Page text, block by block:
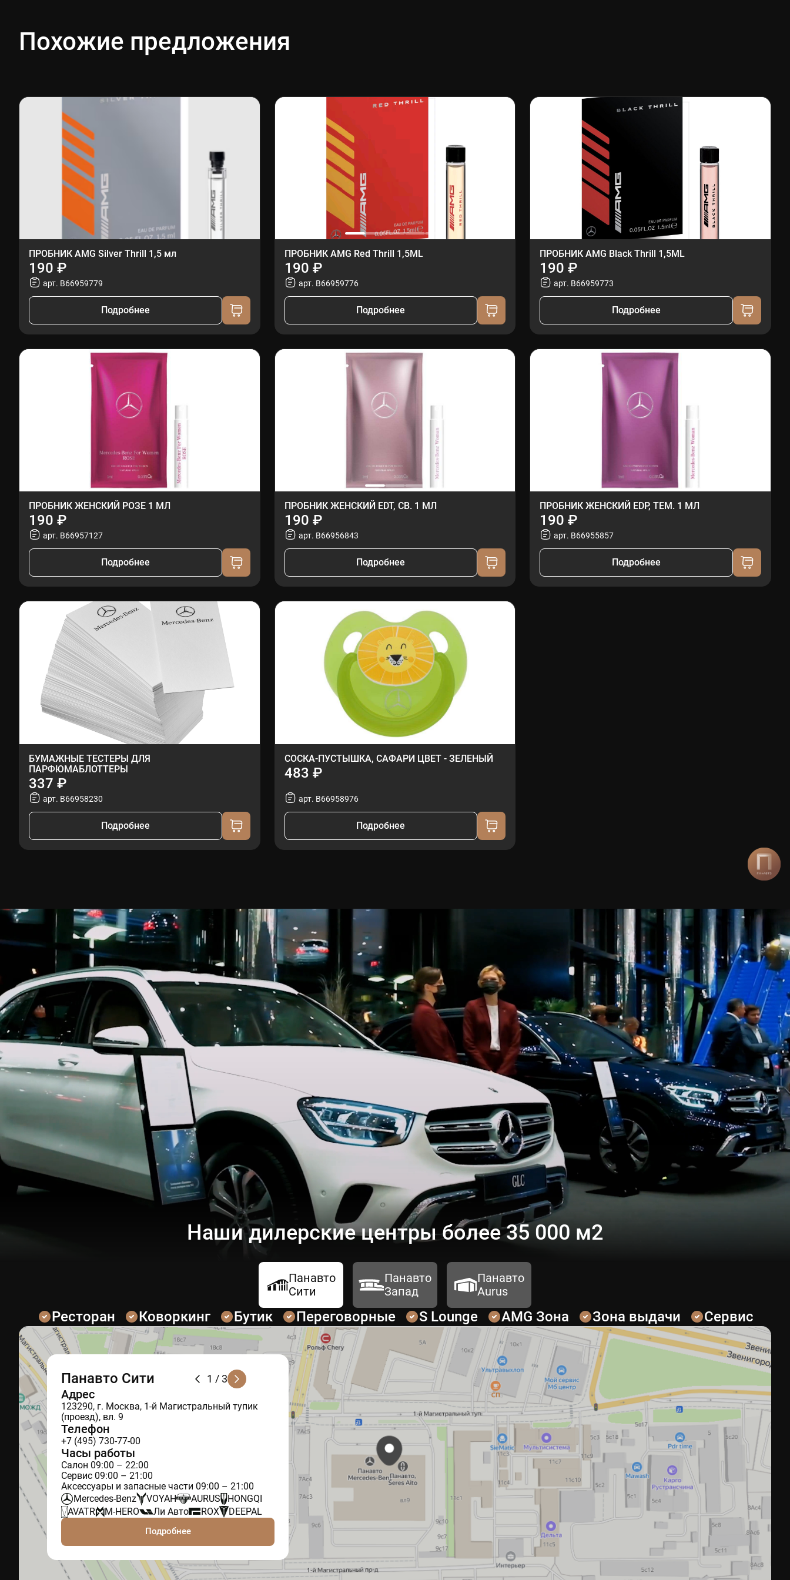
Похожие предложения
ПРОБНИК AMG Silver Thrill 1,5 мл
190 ₽
арт. B66959779
Подробнее
ПРОБНИК AMG Red Thrill 1,5ML
190 ₽
арт. B66959776
Подробнее
ПРОБНИК AMG Black Thrill 1,5ML
190 ₽
арт. B66959773
Подробнее
ПРОБНИК ЖЕНСКИЙ РОЗЕ 1 МЛ
190 ₽
арт. B66957127
Подробнее
ПРОБНИК ЖЕНСКИЙ EDT, СВ. 1 МЛ
190 ₽
арт. B66956843
Подробнее
ПРОБНИК ЖЕНСКИЙ EDP, ТЕМ. 1 МЛ
190 ₽
арт. B66955857
Подробнее
БУМАЖНЫЕ ТЕСТЕРЫ ДЛЯ
ПАРФЮМАБЛОТТЕРЫ
337 ₽
арт. B66958230
Подробнее
СОСКА-ПУСТЫШКА, САФАРИ ЦВЕТ - ЗЕЛЕНЫЙ
483 ₽
арт. B66958976
Подробнее
Наши дилерские центры более 35 000 м2
Панавто
Сити
Панавто
Запад
Панавто
Aurus
Ресторан Коворкинг Бутик Переговорные S Lounge AMG Зона Зона выдачи Сервис
1 / 3
Панавто Сити
Адрес
123290, г. Москва, 1-й Магистральный тупик
(проезд), вл. 9
Телефон
+7 (495) 730-77-00
Часы работы
Салон 09:00 – 22:00
Сервис 09:00 – 21:00
Аксессуары и запасные части 09:00 – 21:00
Mercedes-Benz
VOYAH AURUS
HONGQI
AVATR
M-HERO Ли Авто ROX DEEPAL
Подробнее